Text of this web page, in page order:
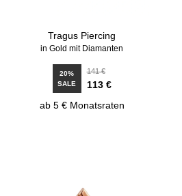
Tragus Piercing
in Gold mit Diamanten
20%
SALE
141 €
113 €
ab 5 € Monatsraten